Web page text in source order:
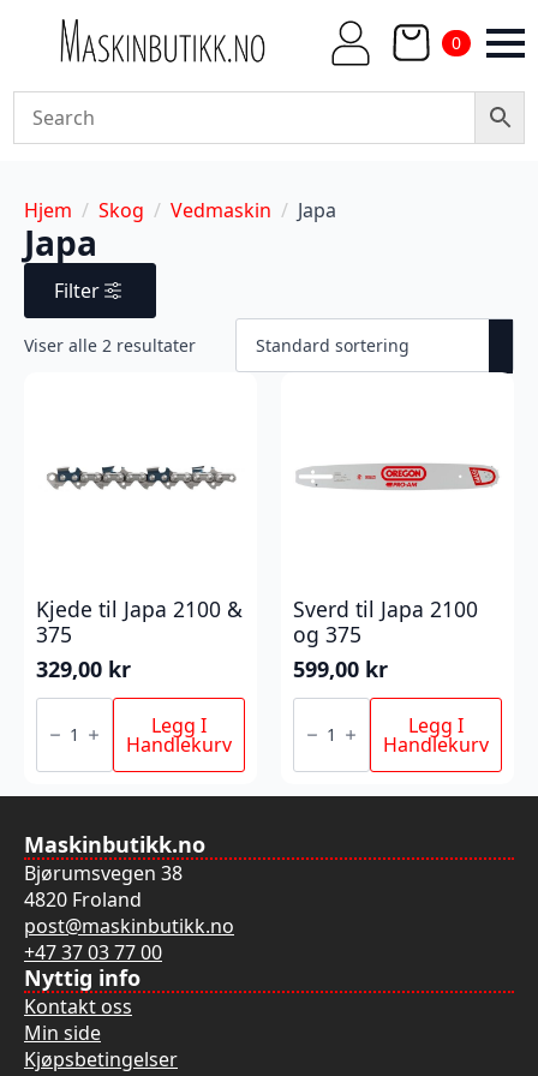
0
Hjem Skog Vedmaskin Japa
Japa
Filter
Viser alle 2 resultater
Kjede til Japa 2100 &
375
329,00 kr
Kjede
Japa
&
Legg I
Handlekurv
Sverd til Japa 2100
og 375
599,00 kr
Sverd
Japa
og
Legg I
Handlekurv
Maskinbutikk.no
Bjørumsvegen 38
4820 Froland
post@maskinbutikk.no
+47 37 03 77 00
Nyttig info
Kontakt oss
Min side
Kjøpsbetingelser